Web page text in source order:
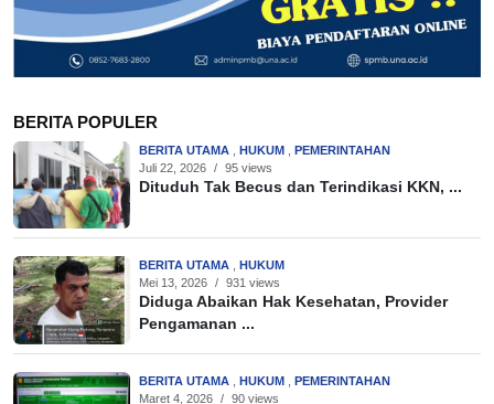
BERITA POPULER
BERITA UTAMA HUKUM
PEMERINTAHAN
Juli 22, 2026 / 95 views
Dituduh Tak Becus dan Terindikasi KKN, ...
BERITA UTAMA
HUKUM
Mei 13, 2026 / 931 views
Diduga Abaikan Hak Kesehatan, Provider
Pengamanan ...
BERITA UTAMA HUKUM
PEMERINTAHAN
Maret 4, 2026 / 90 views